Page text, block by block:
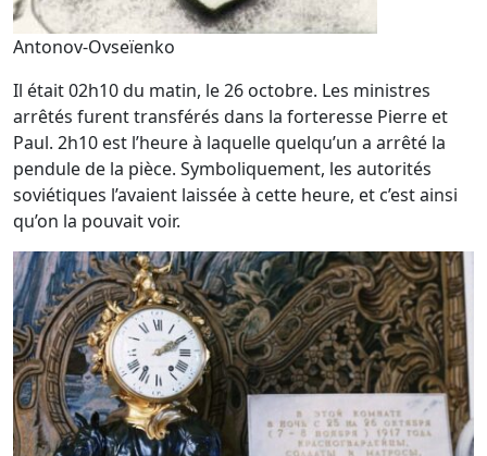
Antonov-Ovseïenko
Il était 02h10 du matin, le 26 octobre. Les ministres
arrêtés furent transférés dans la forteresse Pierre et
Paul. 2h10 est l’heure à laquelle quelqu’un a arrêté la
pendule de la pièce. Symboliquement, les autorités
soviétiques l’avaient laissée à cette heure, et c’est ainsi
qu’on la pouvait voir.